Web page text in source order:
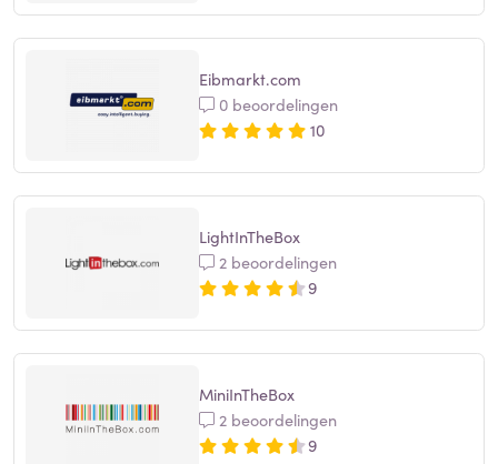
Eibmarkt.com
0 beoordelingen
10
LightInTheBox
2 beoordelingen
9
MiniInTheBox
2 beoordelingen
9